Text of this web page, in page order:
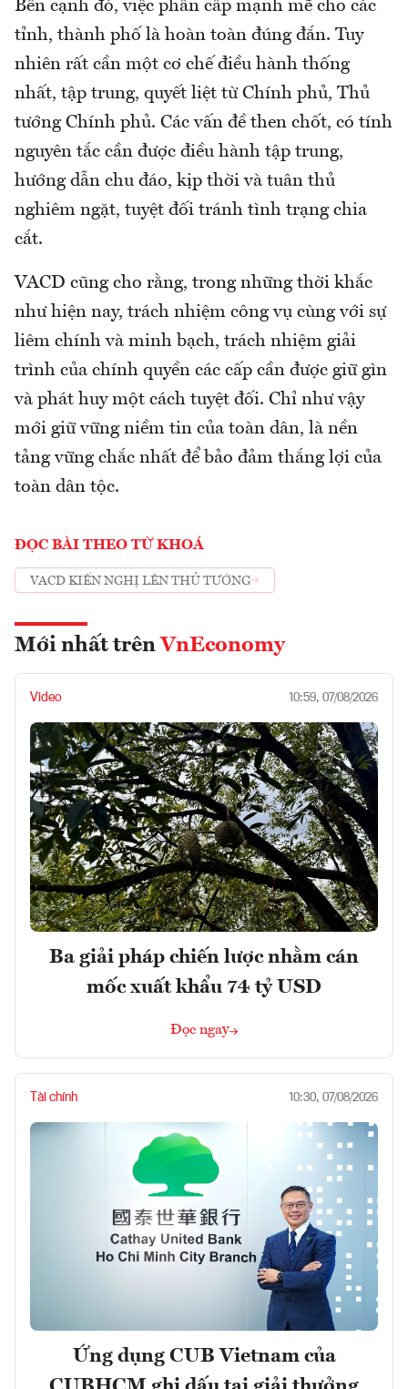
Bên cạnh đó, việc phân cấp mạnh mẽ cho các
tỉnh, thành phố là hoàn toàn đúng đắn. Tuy
nhiên rất cần một cơ chế điều hành thống
nhất, tập trung, quyết liệt từ Chính phủ, Thủ
tướng Chính phủ. Các vấn đề then chốt, có tính
nguyên tắc cần được điều hành tập trung,
hướng dẫn chu đáo, kịp thời và tuân thủ
nghiêm ngặt, tuyệt đối tránh tình trạng chia
cắt.
VACD cũng cho rằng, trong những thời khắc
như hiện nay, trách nhiệm công vụ cùng với sự
liêm chính và minh bạch, trách nhiệm giải
trình của chính quyền các cấp cần được giữ gìn
và phát huy một cách tuyệt đối. Chỉ như vậy
mới giữ vững niềm tin của toàn dân, là nền
tảng vững chắc nhất để bảo đảm thắng lợi của
toàn dân tộc.
ĐỌC BÀI THEO TỪ KHOÁ
VACD KIẾN NGHỊ LÊN THỦ TƯỚNG
Mới nhất trên VnEconomy
Video 10:59, 07/08/2026
Ba giải pháp chiến lược nhằm cán
mốc xuất khẩu 74 tỷ USD
Đọc ngay
Tài chính 10:30, 07/08/2026
Ứng dụng CUB Vietnam của